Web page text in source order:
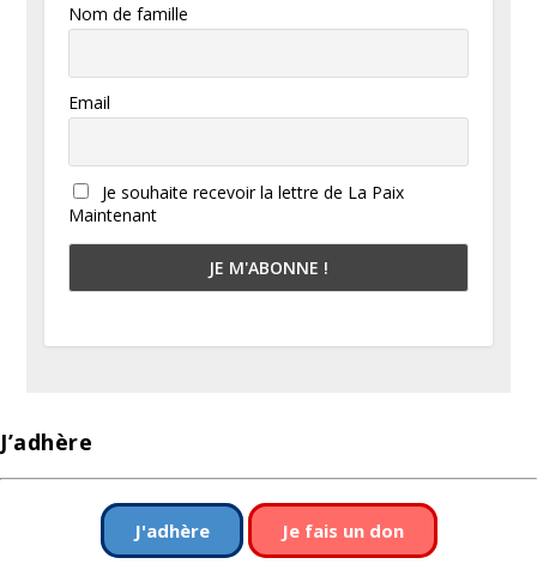
Nom de famille
Email
Je souhaite recevoir la lettre de La Paix
Maintenant
J’adhère
J'adhère Je fais un don